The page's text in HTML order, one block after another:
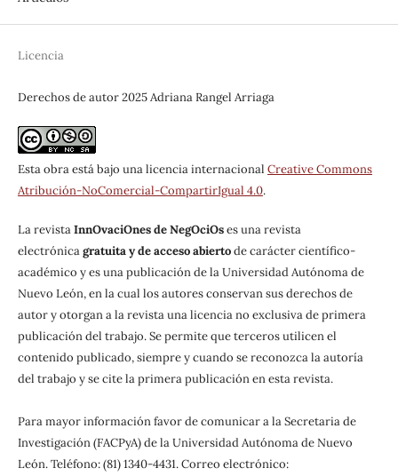
Licencia
Derechos de autor 2025 Adriana Rangel Arriaga
Esta obra está bajo una licencia internacional Creative Commons
Atribución-NoComercial-CompartirIgual 4.0.
La revistaInnOvaciOnes de NegOciOses una revista
electrónicagratuita y de acceso abiertode carácter científico-
académico y es una publicación de la Universidad Autónoma de
Nuevo León, en la cual los autores conservan sus derechos de
autor y otorgan a la revista una licencia no exclusiva de primera
publicación del trabajo. Se permite que terceros utilicen el
contenido publicado, siempre y cuando se reconozca la autoría
del trabajo y se cite la primera publicación en esta revista.
Para mayor información favor de comunicar a la Secretaria de
Investigación (FACPyA) de la Universidad Autónoma de Nuevo
León. Teléfono: (81) 1340-4431. Correo electrónico: